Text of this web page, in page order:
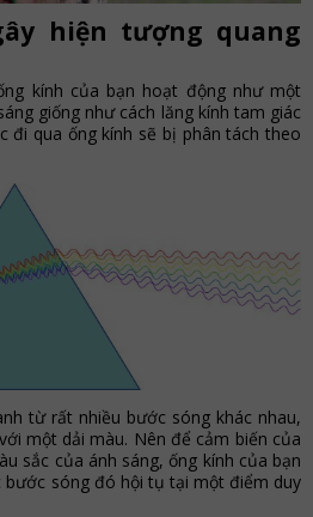
hiện tượng quang
kính của bạn hoạt động như một
giống như cách lăng kính tam giác
đi qua ống kính sẽ bị phân tách theo
từ rất nhiều bước sóng khác nhau,
một dải màu. Nên để cảm biến của
sắc của ánh sáng, ống kính của bạn
bước sóng đó hội tụ tại một điểm duy